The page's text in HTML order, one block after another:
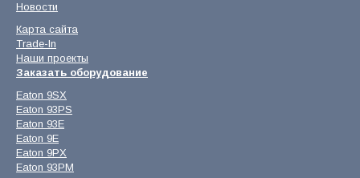
Новости
Карта сайта
Trade-In
Наши проекты
Заказать оборудование
Eaton 9SX
Eaton 93PS
Eaton 93E
Eaton 9E
Eaton 9PX
Eaton 93PM